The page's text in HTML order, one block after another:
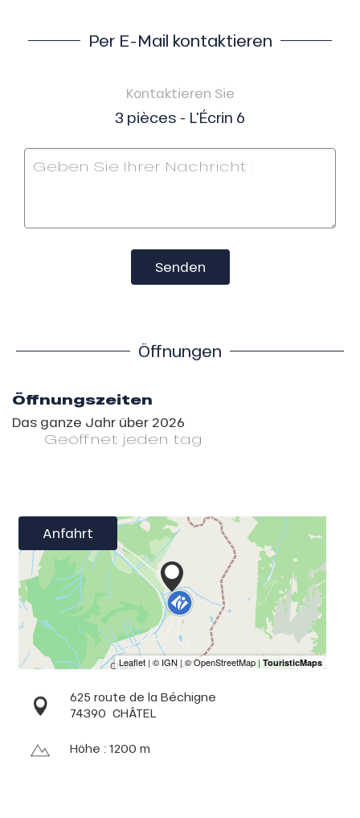
Per E-Mail kontaktieren
Kontaktieren Sie
3 pièces - L'Écrin 6
Senden
Öffnungen
Öffnungszeiten
Das ganze Jahr über 2026
Geöffnet jeden tag
Anfahrt
625 route de la Béchigne
74390 CHÂTEL
Höhe : 1200 m